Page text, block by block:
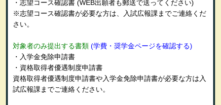
・志望コース確認書 (WEB出願者も郵送で送ってください)
※志望コース確認書が必要な方は、入試広報課までご連絡くだ
さい。
対象者のみ提出する書類 (学費・奨学金ページを確認する)
・入学金免除申請書
・資格取得者優遇制度申請書
資格取得者優遇制度申請書や入学金免除申請書が必要な方は入
試広報課までご連絡ください。